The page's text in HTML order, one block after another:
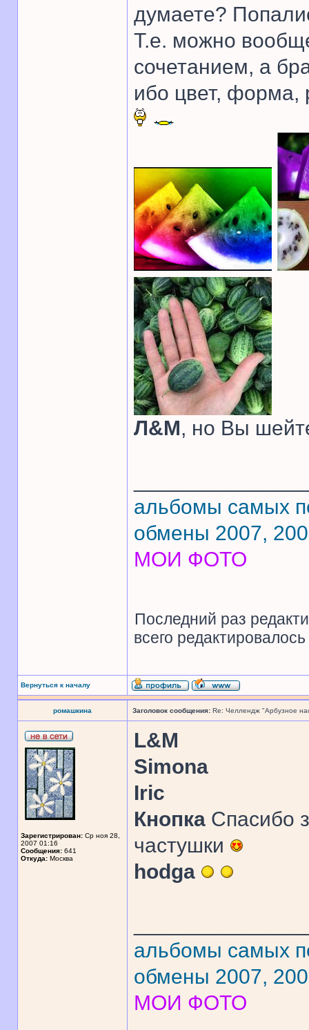
думаете?
Т.е. можно
сочетанием, а
ибо цвет, форма,
Л&М, но Вы
альбомы самых
обмены 2007,
МОИ ФОТО
Последний раз
всего
Вернуться к началу
ромашкина Заголовок сообщения: Re: Челлендж "Арбузное
Зарегистрирован: Ср ноя 28,
2007 01:16
Сообщения: 641
Откуда: Москва
L&M
Simona
Iric
Кнопка Спасибо
частушки
hodga
альбомы самых
обмены 2007,
МОИ ФОТО